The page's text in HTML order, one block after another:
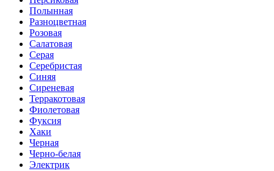
Полынная
Разноцветная
Розовая
Салатовая
Серая
Серебристая
Синяя
Сиреневая
Терракотовая
Фиолетовая
Фуксия
Хаки
Черная
Черно-белая
Электрик